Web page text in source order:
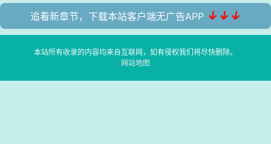
追看新章节，下载本站客户端无广告APP ↓↓↓
本站所有收录的内容均来自互联网，如有侵权我们将尽快删除。
网站地图